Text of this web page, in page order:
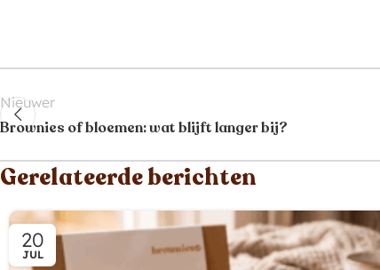
Nieuwer
Brownies of bloemen: wat blijft langer bij?
Gerelateerde berichten
20
JUL